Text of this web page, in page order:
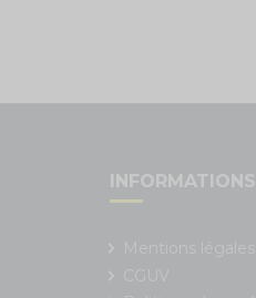
INFORMATIONS